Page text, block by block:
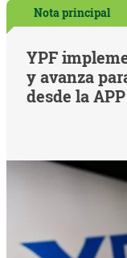
Nota principal
YPF
y avanza
desde la